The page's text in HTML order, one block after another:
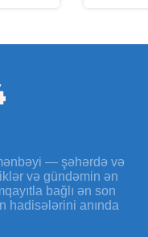
— şəhərdə və
və gündəmin ən
bağlı ən son
hadisələrini anında